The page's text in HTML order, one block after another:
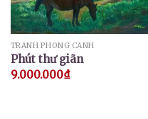
TRANH PHONG CẢNH
Phút thư giãn
9.000.000₫